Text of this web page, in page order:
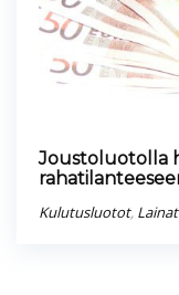
Joustoluotolla
Kulutusluotot, Lainat